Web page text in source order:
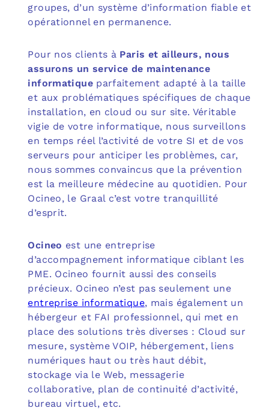
groupes, d’un système d’information fiable et
opérationnel en permanence.
Pour nos clients à Paris et ailleurs, nous
assurons un service de maintenance
informatiqueparfaitement adapté à la taille
et aux problématiques spécifiques de chaque
installation, en cloud ou sur site. Véritable
vigie de votre informatique, nous surveillons
en temps réel l’activité de votre SI et de vos
serveurs pour anticiper les problèmes, car,
nous sommes convaincus que la prévention
est la meilleure médecine au quotidien. Pour
Ocineo, le Graal c’est votre tranquillité
d’esprit.
Ocineo est une entreprise
d’accompagnement informatique ciblant les
PME. Ocineo fournit aussi des conseils
précieux. Ocineo n’est pas seulement une
entreprise informatique, mais également un
hébergeur et FAI professionnel, qui met en
place des solutions très diverses : Cloud sur
mesure, système VOIP, hébergement, liens
numériques haut ou très haut débit,
stockage via le Web, messagerie
collaborative, plan de continuité d’activité,
bureau virtuel, etc.